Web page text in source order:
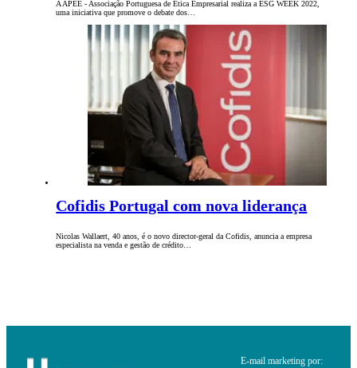
A APEE - Associação Portuguesa de Ética Empresarial realiza a ESG WEEK 2022,
uma iniciativa que promove o debate dos…
Cofidis Portugal com nova liderança
Nicolas Wallaert, 40 anos, é o novo director-geral da Cofidis, anuncia a empresa
especialista na venda e gestão de crédito…
E-mail marketing por: